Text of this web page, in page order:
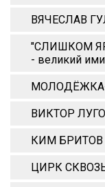
ВЯЧЕСЛАВ
"СЛИШКОМ
- великий
МОЛОДЁЖКА-
ВИКТОР
КИМ БРИТОВ
ЦИРК